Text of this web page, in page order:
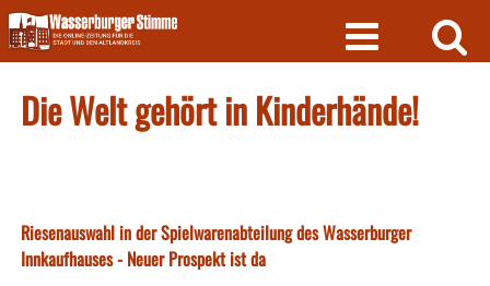
Skip
to
content
Die Welt gehört in Kinderhände!
Riesenauswahl in der Spielwarenabteilung des Wasserburger
Innkaufhauses - Neuer Prospekt ist da